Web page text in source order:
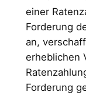
einer
Forderung
an,
erheblichen
Forderung